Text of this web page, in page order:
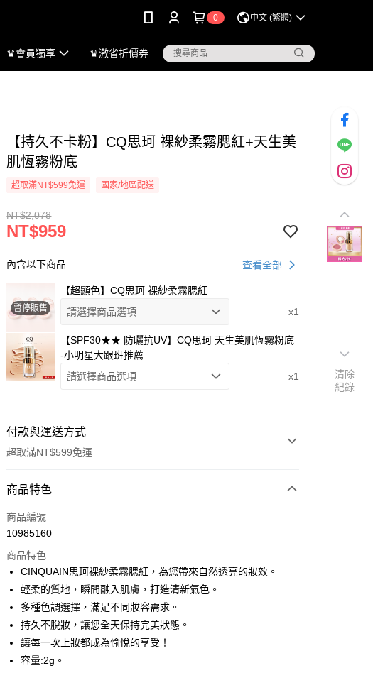
0 中文 (繁體)
♛會員獨享 ♛激省折價券
【持久不卡粉】CQ思珂 裸紗柔霧腮紅+天生美
肌恆霧粉底
超取滿NT$599免運 國家/地區配送
NT$2,078
NT$959
內含以下商品 查看全部
暫停販售
【超顯色】CQ思珂 裸紗柔霧腮紅
請選擇商品選項
x1
【SPF30★★ 防曬抗UV】CQ思珂 天生美肌恆霧粉底
-小明星大跟班推薦
請選擇商品選項
x1
付款與運送方式
超取滿NT$599免運
付款方式
信用卡一次付款
LINE Pay
Apple Pay
街口支付
悠遊付
商品特色
商品編號
10985160
商品特色
CINQUAIN思珂裸紗柔霧腮紅，為您帶來自然透亮的妝效。
輕柔的質地，瞬間融入肌膚，打造清新氣色。
多種色調選擇，滿足不同妝容需求。
持久不脫妝，讓您全天保持完美狀態。
讓每一次上妝都成為愉悅的享受！
容量:2g。
清除
紀錄